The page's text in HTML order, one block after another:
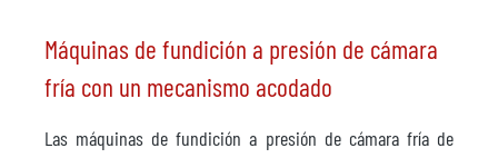
Máquinas de fundición a presión de cámara
fría con un mecanismo acodado
Las máquinas de fundición a presión de cámara fría de